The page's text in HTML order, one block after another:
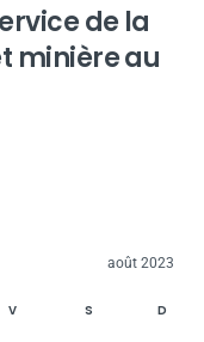
de la
minière au
août 2023
V S D